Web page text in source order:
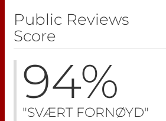
Public Reviews
Score
94%
"SVÆRT FORNØYD"